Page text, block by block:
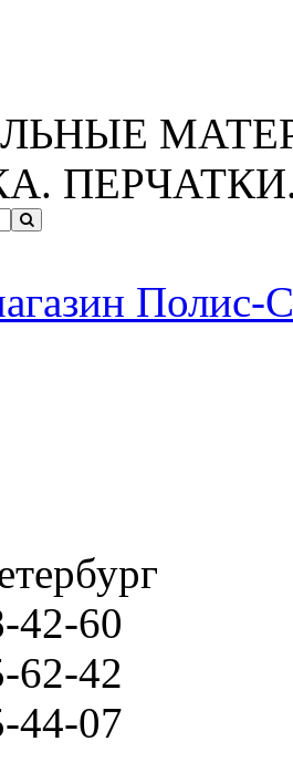
42-60
62-42
44-07